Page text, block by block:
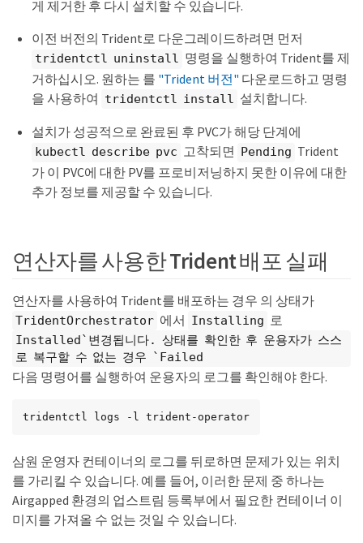
게 제거한 후 다시 설치할 수 있습니다.
이전 버전의 Trident로 다운그레이드하려면 먼저
tridentctl uninstall 명령을 실행하여 Trident를 제
거하십시오. 원하는 를 "Trident 버전" 다운로드하고 명령
을 사용하여 tridentctl install 설치합니다.
설치가 성공적으로 완료된 후 PVC가 해당 단계에
kubectl describe pvc 고착되면 Pending Trident
가 이 PVC에 대한 PV를 프로비저닝하지 못한 이유에 대한
추가 정보를 제공할 수 있습니다.
연산자를 사용한 Trident 배포 실패
연산자를 사용하여 Trident를 배포하는 경우 의 상태가
TridentOrchestrator 에서 Installing 로
Installed`변경됩니다. 상태를 확인한 후 운용자가 스스
로 복구할 수 없는 경우 `Failed
다음 명령어를 실행하여 운용자의 로그를 확인해야 한다.
tridentctl logs -l trident-operator
삼원 운영자 컨테이너의 로그를 뒤로하면 문제가 있는 위치
를 가리킬 수 있습니다. 예를 들어, 이러한 문제 중 하나는
Airgapped 환경의 업스트림 등록부에서 필요한 컨테이너 이
미지를 가져올 수 없는 것일 수 있습니다.